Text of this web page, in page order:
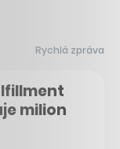
Rychlá zpráva
milion